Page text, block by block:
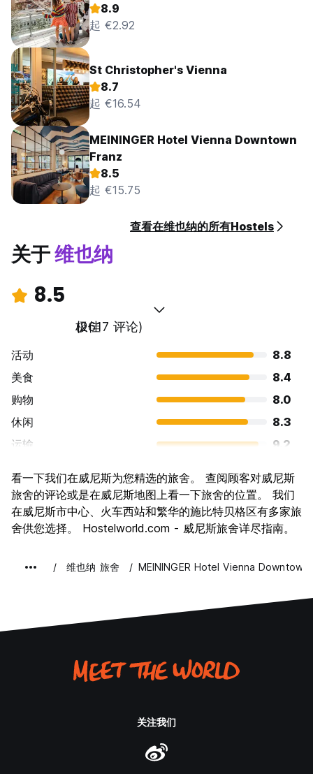
8.9
起 €2.92
St Christopher's Vienna
8.7
起 €16.54
MEININGER Hotel Vienna Downtown
Franz
8.5
起 €15.75
查看在维也纳的所有Hostels
关于维也纳
8.5
极佳
(2617 评论)
活动
8.8
美食
8.4
购物
8.0
休闲
8.3
运输
9.2
文化
9.5
夜生活
7.6
物有所值
7.4
看一下我们在威尼斯为您精选的旅舍。 查阅顾客对威尼斯
旅舍的评论或是在威尼斯地图上看一下旅舍的位置。 我们
在威尼斯市中心、火车西站和繁华的施比特贝格区有多家旅
舍供您选择。 Hostelworld.com - 威尼斯旅舍详尽指南。
维也纳 旅舍 MEININGER Hotel Vienna Downtown
关注我们